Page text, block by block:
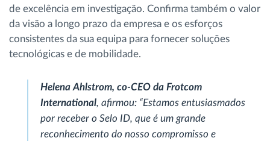
de excelência em investigação. Confirma também o valor
da visão a longo prazo da empresa e os esforços
consistentes da sua equipa para fornecer soluções
tecnológicas e de mobilidade.
Helena Ahlstrom, co-CEO da Frotcom
International, afirmou: “Estamos entusiasmados
por receber o Selo ID, que é um grande
reconhecimento do nosso compromisso e